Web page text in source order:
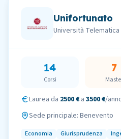
Unifortunato
Università
14
Corsi
7
Laurea da 2500 € a 3500 €/
Sede principale: Benevento
Economia Giurisprudenza